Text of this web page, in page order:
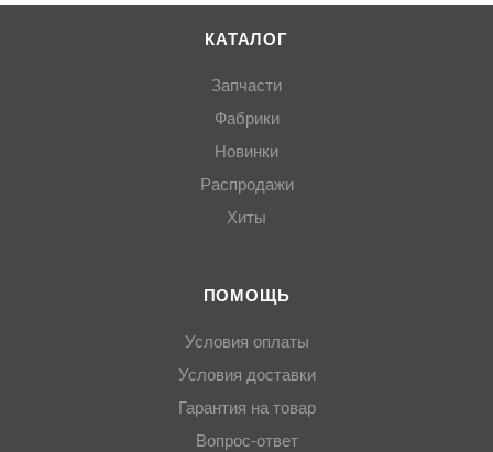
КАТАЛОГ
Запчасти
Фабрики
Новинки
Распродажи
Хиты
ПОМОЩЬ
Условия оплаты
Условия доставки
Гарантия на товар
Вопрос-ответ